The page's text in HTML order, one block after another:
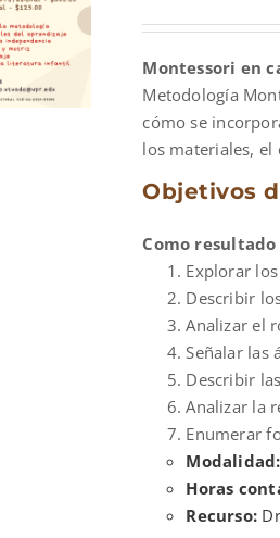
$600.00.
Montessori en
Metodología
cómo se
los materiales,
Objetivos
Como
Explorar
Describir
Analizar el
Señalar las
Describir
Analizar la
Enumerar
Modalidad:
Horas
Recurso: